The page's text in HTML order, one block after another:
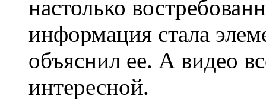
настолько
информация стала
объяснил ее. А видео
интересной.